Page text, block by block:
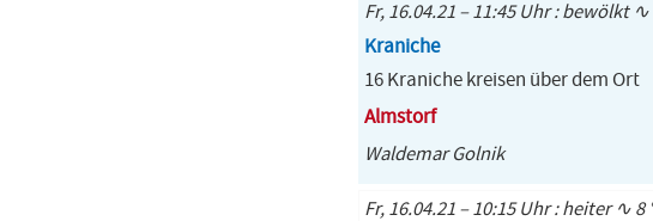
Fr, 16.04.21 – 11:45 Uhr : bewölkt ∿
Kraniche
16 Kraniche kreisen über dem Ort
Almstorf
Waldemar Golnik
Fr, 16.04.21 – 10:15 Uhr : heiter ∿ 8